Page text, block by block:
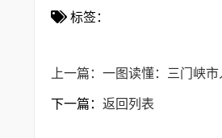
标签：
上一篇： 一图读懂：三门峡
下一篇： 返回列表